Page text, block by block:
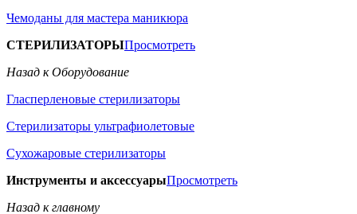
Чемоданы для мастера маникюра
СТЕРИЛИЗАТОРЫПросмотреть
Назад к Оборудование
Гласперленовые стерилизаторы
Стерилизаторы ультрафиолетовые
Сухожаровые стерилизаторы
Инструменты и аксессуарыПросмотреть
Назад к главному